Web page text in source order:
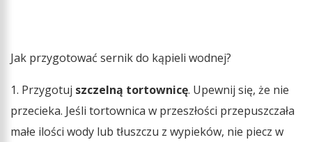
Jak przygotować sernik do kąpieli wodnej?
1. Przygotuj szczelną tortownicę. Upewnij się, że nie
przecieka. Jeśli tortownica w przeszłości przepuszczała
małe ilości wody lub tłuszczu z wypieków, nie piecz w